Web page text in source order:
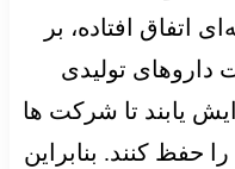
اتفاق افتاده، بر
تولیدی
۷۰ درصد افزایش یابند تا شرکت ها
حفظ کنند. بنابراین